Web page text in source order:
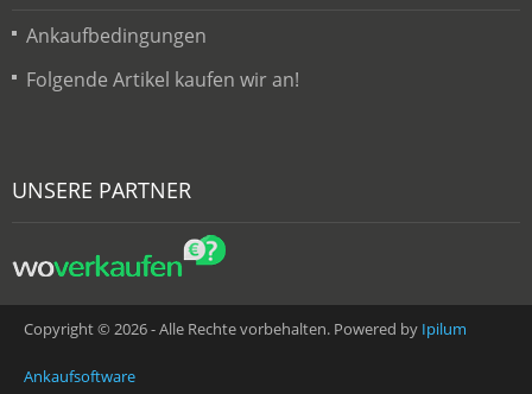
Ankaufbedingungen
Folgende Artikel kaufen wir an!
UNSERE PARTNER
Copyright © 2026 - Alle Rechte vorbehalten. Powered by Ipilum
Ankaufsoftware